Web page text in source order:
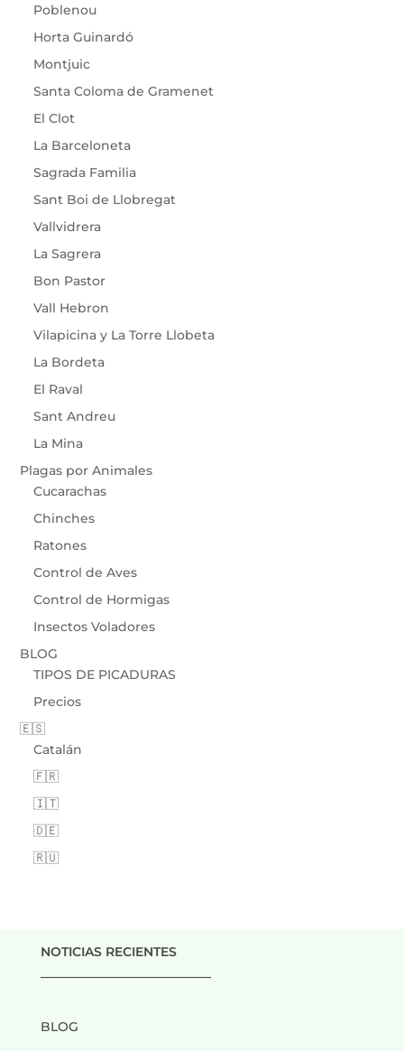
Poblenou
Horta Guinardó
Montjuic
Santa Coloma de Gramenet
El Clot
La Barceloneta
Sagrada Familia
Sant Boi de Llobregat
Vallvidrera
La Sagrera
Bon Pastor
Vall Hebron
Vilapicina y La Torre Llobeta
La Bordeta
El Raval
Sant Andreu
La Mina
Plagas por Animales
Cucarachas
Chinches
Ratones
Control de Aves
Control de Hormigas
Insectos Voladores
BLOG
TIPOS DE PICADURAS
Precios
🇪🇸
Catalán
🇫🇷
🇮🇹
🇩🇪
🇷🇺
NOTICIAS RECIENTES
BLOG